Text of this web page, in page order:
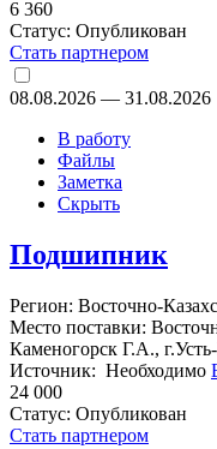
6 360
Статус: Опубликован
Стать партнером
08.08.2026 — 31.08.2026
В работу
Файлы
Заметка
Скрыть
Подшипник
Регион: Восточно-
Место поставки:
Каменогорск Г.А.,
Источник: Необходимо
24 000
Статус: Опубликован
Стать партнером